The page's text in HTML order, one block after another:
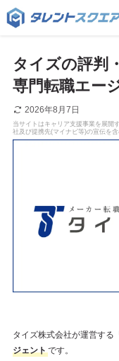
タイズの評判
専門転職エー
2026年8月7日
タイズ株式会社が運営する
ジェントです。